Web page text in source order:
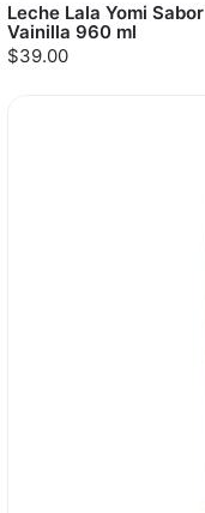
Leche Lala Yomi Sabor
Vainilla 960 ml
$39.00